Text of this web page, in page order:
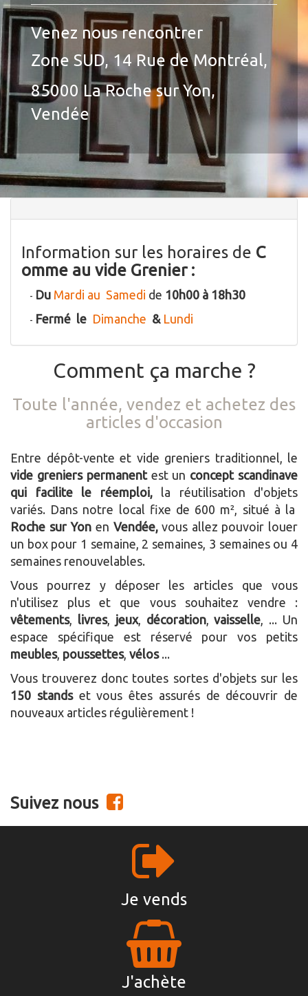
Venez nous rencontrer
Zone SUD, 14 Rue de Montréal,
85000 La Roche sur Yon,
Vendée
Information sur les horaires de C
omme au vide Grenier :
- Du Mardi au Samedi de 10h00 à 18h30
- Fermé le Dimanche & Lundi
Comment ça marche ?
Toute l'année, vendez et achetez des
articles d'occasion
Entre dépôt-vente et vide greniers traditionnel, le
vide greniers permanent est un concept scandinave
qui facilite le réemploi,la réutilisation d'objets
variés. Dans notre local fixe de 600 m², situé à la
Roche sur Yon en Vendée,vous allez pouvoir louer
un box pour 1 semaine, 2 semaines, 3 semaines ou 4
semaines renouvelables.
Vous pourrez y déposer les articles que vous
n'utilisez plus et que vous souhaitez vendre :
vêtements, livres, jeux, décoration,vaisselle, ... Un
espace spécifique est réservé pour vos petits
meubles, poussettes, vélos...
Vous trouverez donc toutes sortes d'objets sur les
150 standset vous êtes assurés de découvrir de
nouveaux articles régulièrement !
Suivez nous
Je vends
J'achète